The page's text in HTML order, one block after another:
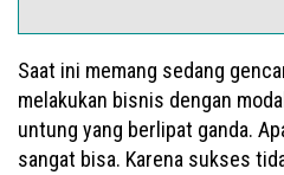
Saat ini memang sedang
melakukan bisnis dengan
untung yang berlipat ganda.
sangat bisa. Karena sukses